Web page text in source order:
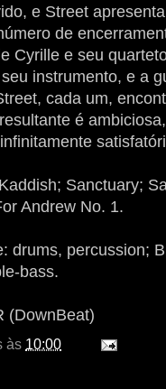
e Street
de
Cyrille e seu
instrumento, e a
cada um,
é
Sanctuary;
Andrew No. 1.
drums, percussion;
bass.
(DownBeat)
às 10:00